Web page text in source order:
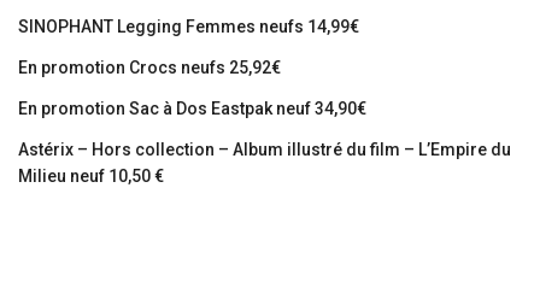
SINOPHANT Legging Femmes neufs 14,99€
En promotion Crocs neufs 25,92€
En promotion Sac à Dos Eastpak neuf 34,90€
Astérix – Hors collection – Album illustré du film – L’Empire du
Milieu neuf 10,50 €